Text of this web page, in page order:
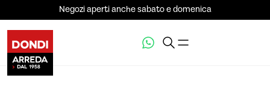
Negozi aperti anche sabato e domenica